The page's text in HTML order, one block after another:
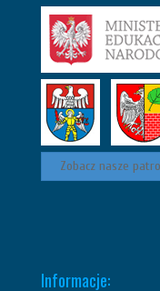
Zobacz nasze
Informacje: